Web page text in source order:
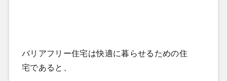
バリアフリー住宅は快適に暮らせるための住
宅であると、